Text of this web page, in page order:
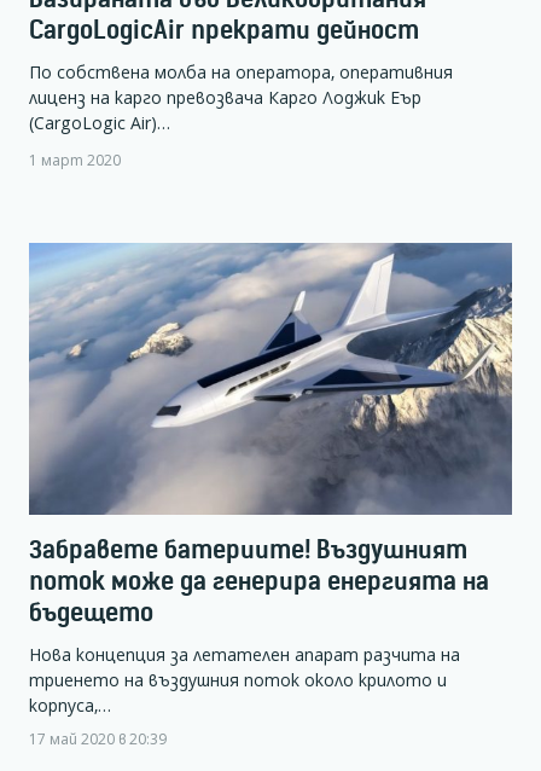
CargoLogicAir прекрати дейност
По собствена молба на оператора, оперативния
лиценз на карго превозвача Карго Лоджик Еър
(CargoLogic Air)…
1 март 2020
Забравете батериите! Въздушният
поток може да генерира енергията на
бъдещето
Нова концепция за летателен апарат разчита на
триенето на въздушния поток около крилото и
корпуса,…
17 май 2020 в 20:39